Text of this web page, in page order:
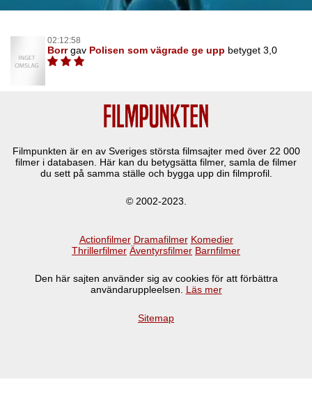
02:12:58
Borrgav Polisen som vägrade ge upp betyget 3,0
Filmpunkten är en av Sveriges största filmsajter med över 22 000
filmer i databasen. Här kan du betygsätta filmer, samla de filmer
du sett på samma ställe och bygga upp din filmprofil.
© 2002-2023.
Actionfilmer Dramafilmer Komedier
Thrillerfilmer Äventyrsfilmer Barnfilmer
Den här sajten använder sig av cookies för att förbättra
användaruppleelsen. Läs mer
Sitemap